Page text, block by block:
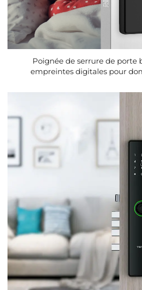
Poignée de serrure de porte
empreintes digitales pour